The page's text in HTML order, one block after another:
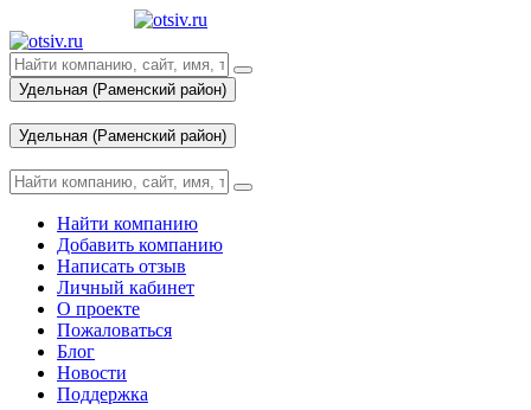
Удельная (Раменский район)
Удельная (Раменский район)
Найти компанию
Добавить компанию
Написать отзыв
Личный кабинет
О проекте
Пожаловаться
Блог
Новости
Поддержка